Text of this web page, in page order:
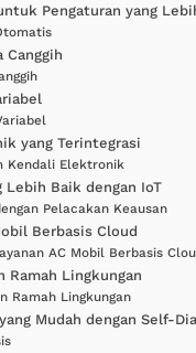
Pengaturan yang
Canggih
yang Terintegrasi
Kendali Elektronik
Lebih Baik dengan IoT
Pelacakan Keausan
Berbasis Cloud
AC Mobil Berbasis
Ramah Lingkungan
Ramah Lingkungan
Mudah dengan Self-